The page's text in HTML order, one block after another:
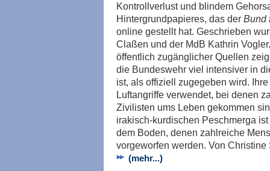
Kontrollverlust und blindem
Hintergrundpapieres, das der Bund
online gestellt hat. Geschrieben
Claßen und der MdB Kathrin
öffentlich zugänglicher Quellen
die Bundeswehr viel intensiver in
ist, als offiziell zugegeben wird.
Luftangriffe verwendet, bei denen
Zivilisten ums Leben gekommen
irakisch-kurdischen Peschmerga
dem Boden, denen zahlreiche
vorgeworfen werden. Von Christine
(mehr...)